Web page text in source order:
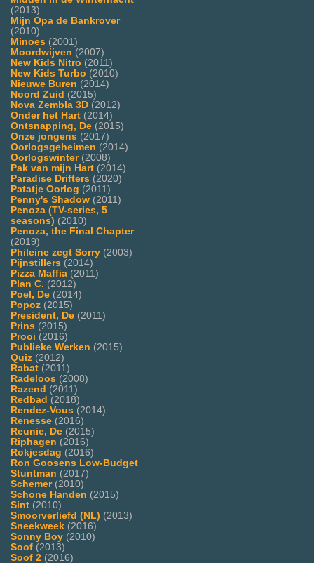
(2013)
Mijn Opa de Bankrover
(2010)
Minoes (2001)
Moordwijven (2007)
New Kids Nitro (2011)
New Kids Turbo (2010)
Nieuwe Buren (2014)
Noord Zuid (2015)
Nova Zembla 3D (2012)
Onder het Hart (2014)
Ontsnapping, De (2015)
Onze jongens (2017)
Oorlogsgeheimen (2014)
Oorlogswinter(2008)
Pak van mijn Hart (2014)
Paradise Drifters (2020)
Patatje Oorlog (2011)
Penny's Shadow (2011)
Penoza (TV-series, 5
seasons) (2010)
Penoza, the Final Chapter
(2019)
Phileine zegt Sorry (2003)
Pijnstillers (2014)
Pizza Maffia (2011)
Plan C. (2012)
Poel, De (2014)
Popoz (2015)
President, De (2011)
Prins (2015)
Prooi (2016)
Publieke Werken (2015)
Quiz (2012)
Rabat (2011)
Radeloos (2008)
Razend (2011)
Redbad (2018)
Rendez-Vous (2014)
Renesse (2016)
Reunie, De (2015)
Riphagen (2016)
Rokjesdag (2016)
Ron Goosens Low-Budget
Stuntman (2017)
Schemer(2010)
Schone Handen (2015)
Sint (2010)
Smoorverliefd (NL) (2013)
Sneekweek (2016)
Sonny Boy (2010)
Soof (2013)
Soof 2 (2016)